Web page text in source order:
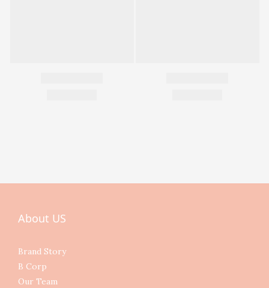
About US
Brand Story
B Corp
Our Team